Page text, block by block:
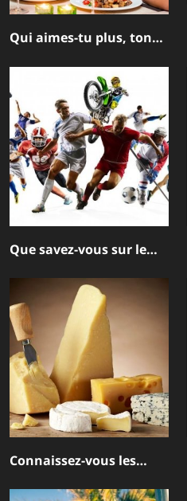
Qui aimes-tu plus, ton
Que savez-vous sur le
Connaissez-vous les